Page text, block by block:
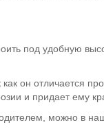
под удобную
он отличается
и придает ему
можно в